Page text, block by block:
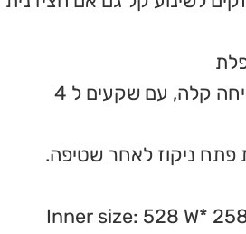
מכסה קשיח , פתיחה קלה, עם שקעים ל 4
פתח ניקוז לאחר שטיפה.
Inner size: 528 W*